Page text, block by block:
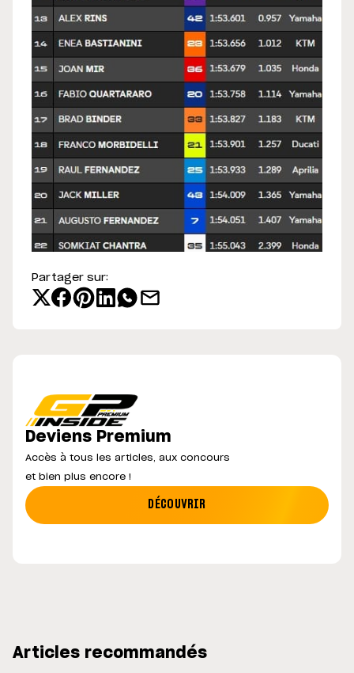
Partager sur:
Deviens Premium
Accès à tous les articles, aux concours
et bien plus encore !
DÉCOUVRIR
Articles recommandés